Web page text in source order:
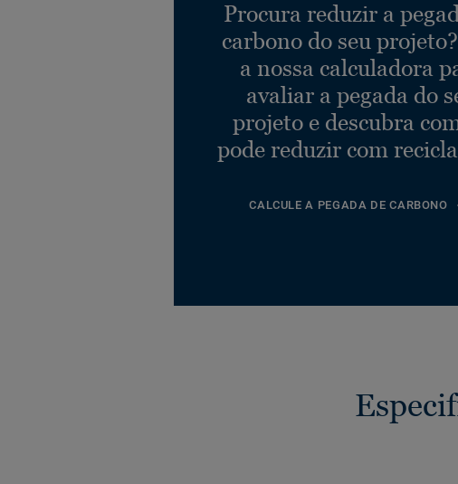
Procura reduzir a
carbono do seu
a nossa calculadora
avaliar a pegada do
projeto e descubra
pode reduzir com
CALCULE A PEGADA DE CARBONO